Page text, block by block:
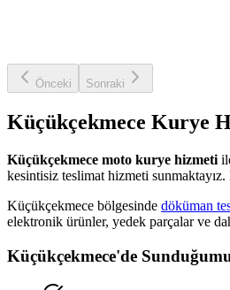
Önceki Sonraki
Küçükçekmece Kurye
Küçükçekmece moto kurye hizmeti
kesintisiz teslimat hizmeti
Küçükçekmece bölgesinde döküman
elektronik ürünler, yedek parçalar ve
Küçükçekmece'de